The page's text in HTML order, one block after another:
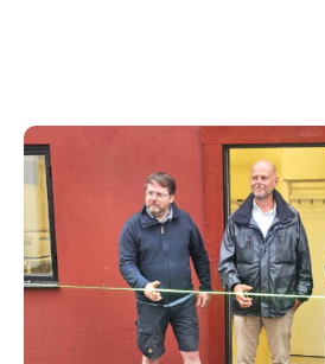
Samverkan
för
Östersjön
Utö